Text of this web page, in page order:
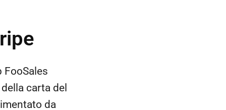
FooSales
carta del
da